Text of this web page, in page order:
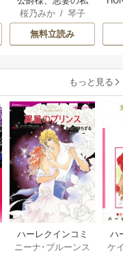
はもう放っておい
てください
桜乃みか/ 琴子
無料立読み
もっと見る
ハーレクインコミ
ックス セット 202
ニーナ･ブルーンス
ハ
ッ
ケ